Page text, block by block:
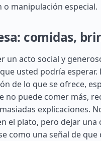
manipulación especial.
comidas,
un acto social y
usted podría esperar.
de lo que se ofrece,
no puede comer más,
explicaciones.
el plato, pero dejar una
como una señal de que